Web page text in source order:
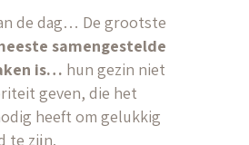
de dag… De grootste
samengestelde
is… hun gezin niet
geven, die het
heeft om gelukkig
te zijn.